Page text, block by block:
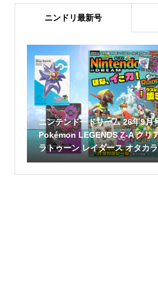
ニンドリ最新号
ニンテンドードリーム 26年9月
Pokémon LEGENDS Z-A クリ
ラトゥーン レイダース オタカ